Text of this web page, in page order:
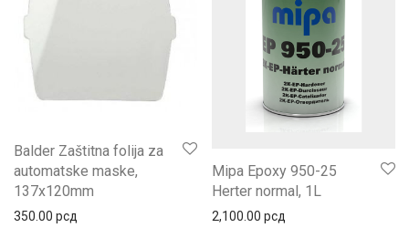
Balder Zaštitna folija za
automatske maske,
137x120mm
350.00 рсд
Mipa Epoxy 950-25
Herter normal, 1L
2,100.00 рсд